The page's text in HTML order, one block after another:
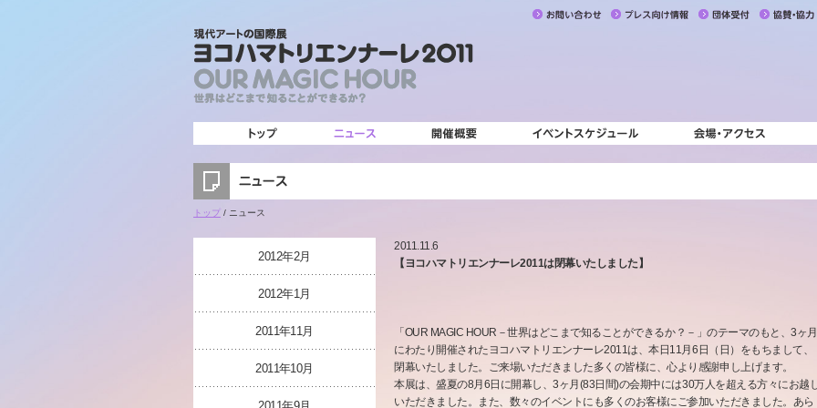
トップ / ニュース
2012年2月
2012年1月
2011年11月
2011年10月
2011.11.6
【ヨコハマトリエンナーレ2011は閉幕いたしました】
「OUR MAGIC HOUR－世界はどこまで知ることができるか？－」のテーマのもと、3ヶ月
にわたり開催されたヨコハマトリエンナーレ2011は、本日11月6日（日）をもちまして、
閉幕いたしました。ご来場いただきました多くの皆様に、心より感謝申し上げます。
本展は、盛夏の8月6日に開幕し、3ヶ月(83日間)の会期中には30万人を超える方々にお越
いただきました。また、数々のイベントにも多くのお客様にご参加いただきました。あら